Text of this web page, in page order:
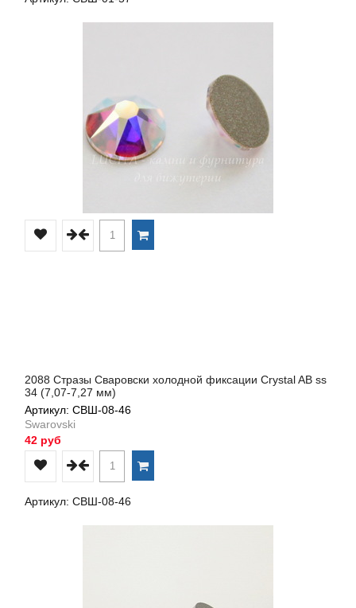
2088 Стразы Сваровски холодной фиксации Crystal AB ss
34 (7,07-7,27 мм)
Артикул: СВШ-08-46
Swarovski
42 руб
Артикул: СВШ-08-46